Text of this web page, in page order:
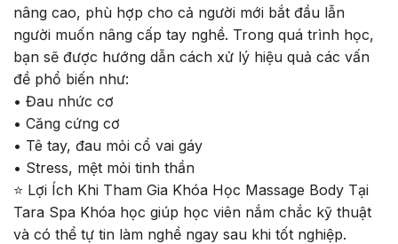
nâng cao, phù hợp cho cả người mới bắt đầu lẫn
người muốn nâng cấp tay nghề. Trong quá trình học,
bạn sẽ được hướng dẫn cách xử lý hiệu quả các vấn
đề phổ biến như:
• Đau nhức cơ
• Căng cứng cơ
• Tê tay, đau mỏi cổ vai gáy
• Stress, mệt mỏi tinh thần
⭐ Lợi Ích Khi Tham Gia Khóa Học Massage Body Tại
Tara Spa Khóa học giúp học viên nắm chắc kỹ thuật
và có thể tự tin làm nghề ngay sau khi tốt nghiệp.